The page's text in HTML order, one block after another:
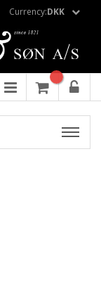
Currency:DKK